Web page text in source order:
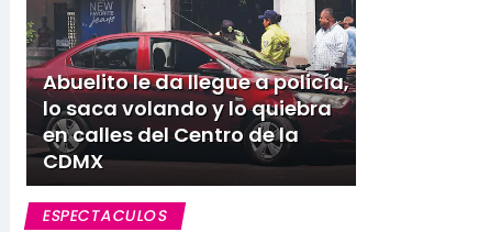
Abuelito le da llegue a policía,
lo saca volando y lo quiebra
en calles del Centro de la
CDMX
ESPECTACULOS